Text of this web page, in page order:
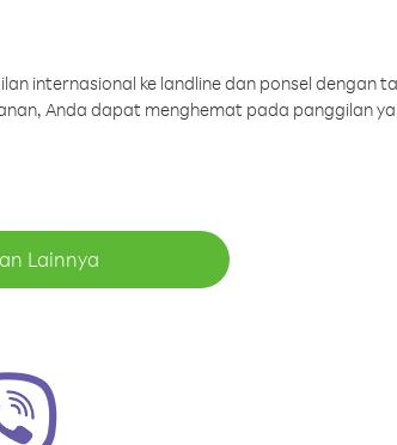
internasional ke landline dan ponsel dengan
Anda dapat menghemat pada panggilan
Lainnya